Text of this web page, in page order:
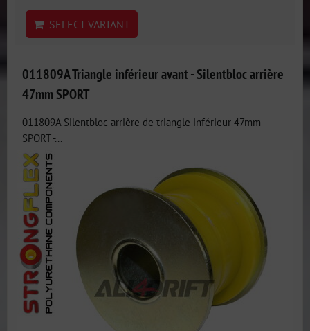
SELECT VARIANT
011809A Triangle inférieur avant - Silentbloc arrière
47mm SPORT
011809A Silentbloc arrière de triangle inférieur 47mm
SPORT -...